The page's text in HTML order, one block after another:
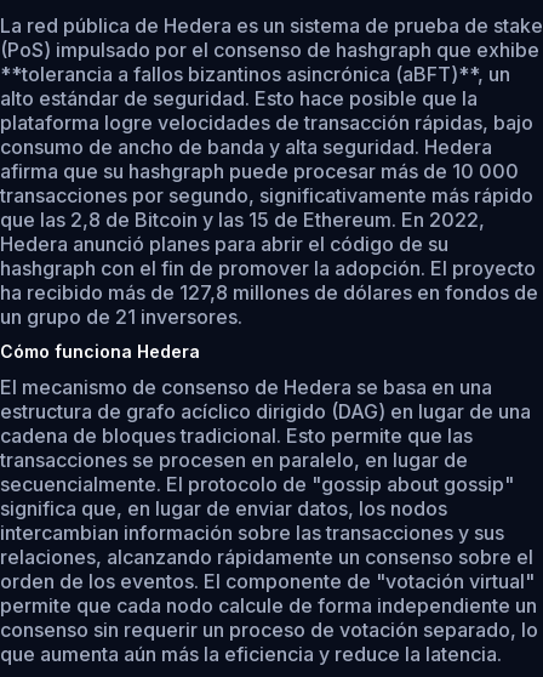
La red pública de Hedera es un sistema de prueba de stake
(PoS) impulsado por el consenso de hashgraph que exhibe
**tolerancia a fallos bizantinos asincrónica (aBFT)**, un
alto estándar de seguridad. Esto hace posible que la
plataforma logre velocidades de transacción rápidas, bajo
consumo de ancho de banda y alta seguridad. Hedera
afirma que su hashgraph puede procesar más de 10 000
transacciones por segundo, significativamente más rápido
que las 2,8 de Bitcoin y las 15 de Ethereum. En 2022,
Hedera anunció planes para abrir el código de su
hashgraph con el fin de promover la adopción. El proyecto
ha recibido más de 127,8 millones de dólares en fondos de
un grupo de 21 inversores.
Cómo funciona Hedera
El mecanismo de consenso de Hedera se basa en una
estructura de grafo acíclico dirigido (DAG) en lugar de una
cadena de bloques tradicional. Esto permite que las
transacciones se procesen en paralelo, en lugar de
secuencialmente. El protocolo de "gossip about gossip"
significa que, en lugar de enviar datos, los nodos
intercambian información sobre las transacciones y sus
relaciones, alcanzando rápidamente un consenso sobre el
orden de los eventos. El componente de "votación virtual"
permite que cada nodo calcule de forma independiente un
consenso sin requerir un proceso de votación separado, lo
que aumenta aún más la eficiencia y reduce la latencia.